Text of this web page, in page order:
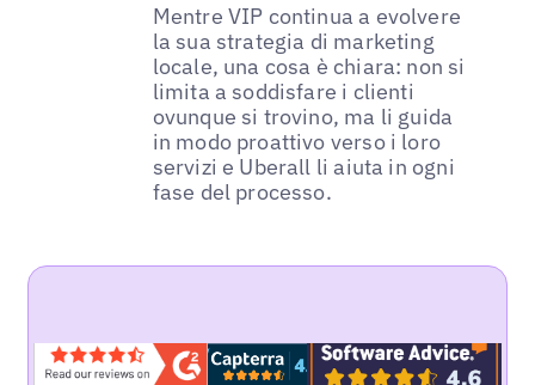
Mentre VIP continua a evolvere
la sua strategia di marketing
locale, una cosa è chiara: non si
limita a soddisfare i clienti
ovunque si trovino, ma li guida
in modo proattivo verso i loro
servizi e Uberall li aiuta in ogni
fase del processo.